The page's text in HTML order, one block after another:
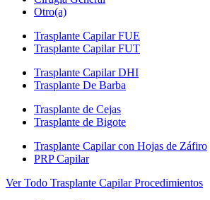
Otro(a)
Trasplante Capilar FUE
Trasplante Capilar FUT
Trasplante Capilar DHI
Trasplante De Barba
Trasplante de Cejas
Trasplante de Bigote
Trasplante Capilar con Hojas de Záfiro
PRP Capilar
Ver Todo Trasplante Capilar Procedimientos